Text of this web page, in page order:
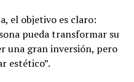
el objetivo es claro:
pueda transformar su
una gran inversión, pero
estético”.